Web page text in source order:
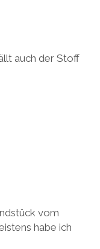
auch der Stoff
vom
habe ich